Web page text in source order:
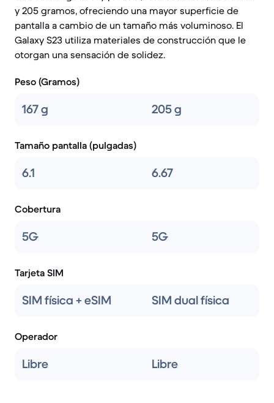
y 205 gramos, ofreciendo una mayor superficie de
pantalla a cambio de un tamaño más voluminoso. El
Galaxy S23 utiliza materiales de construcción que le
otorgan una sensación de solidez.
Peso (Gramos)
167 g 205 g
Tamaño pantalla (pulgadas)
6.1 6.67
Cobertura
5G 5G
Tarjeta SIM
SIM física + eSIM SIM dual física
Operador
Libre Libre